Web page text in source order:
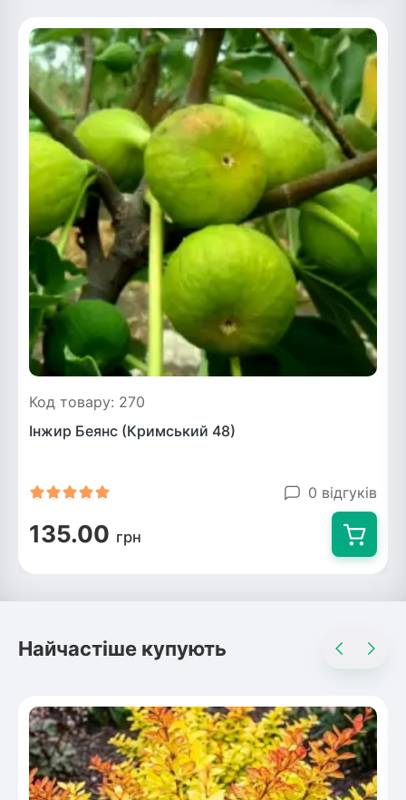
Код товару: 270
Інжир Беянс (Кримський 48)
0 відгуків
135.00 грн
Найчастіше купують